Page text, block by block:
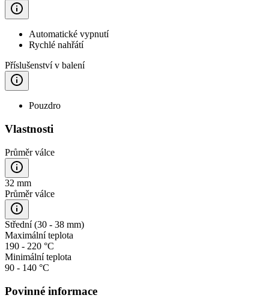
Automatické vypnutí
Rychlé nahřátí
Příslušenství v balení
Pouzdro
Vlastnosti
Průměr válce
32 mm
Průměr válce
Střední (30 - 38 mm)
Maximální teplota
190 - 220 °C
Minimální teplota
90 - 140 °C
Povinné informace